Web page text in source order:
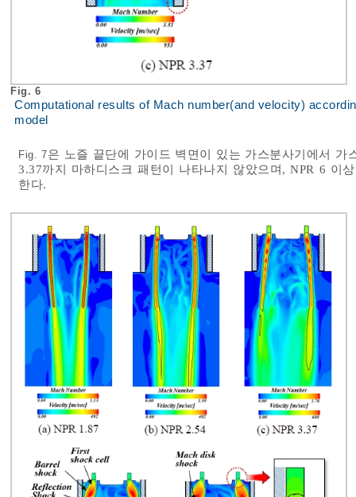
Fig. 6
Computational results of Mach number(and velocity)
model
Fig. 7은 노즐 끝단에 가이드 벽면이 있는 가스분사기에서
3.37까지 마하디스크 패턴이 나타나지 않았으며, NPR 6 이
한다.